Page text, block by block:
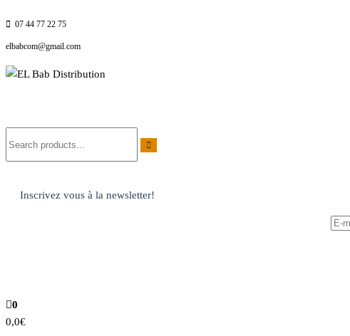
07 44 77 22 75
elbabcom@gmail.com
Inscrivez vous à la newsletter!
0
0,0€